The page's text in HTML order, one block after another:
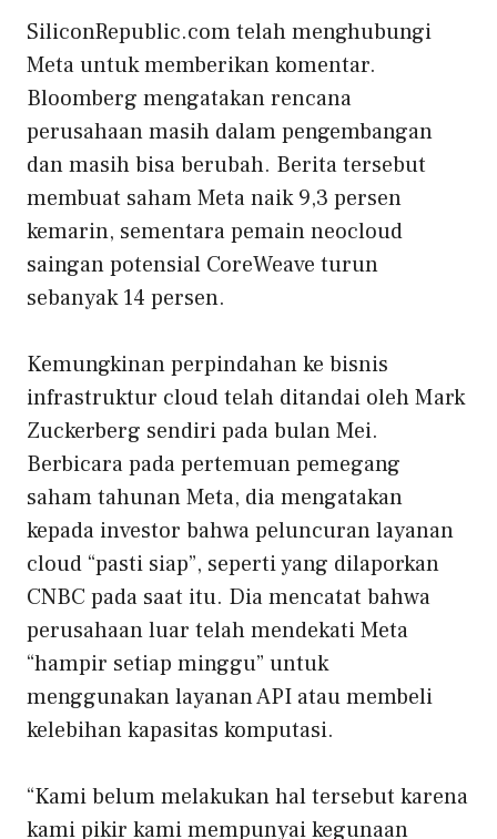
SiliconRepublic.com telah menghubungi
Meta untuk memberikan komentar.
Bloomberg mengatakan rencana
perusahaan masih dalam pengembangan
dan masih bisa berubah. Berita tersebut
membuat saham Meta naik 9,3 persen
kemarin, sementara pemain neocloud
saingan potensial CoreWeave turun
sebanyak 14 persen.
Kemungkinan perpindahan ke bisnis
infrastruktur cloud telah ditandai oleh Mark
Zuckerberg sendiri pada bulan Mei.
Berbicara pada pertemuan pemegang
saham tahunan Meta, dia mengatakan
kepada investor bahwa peluncuran layanan
cloud “pasti siap”, seperti yang dilaporkan
CNBC pada saat itu. Dia mencatat bahwa
perusahaan luar telah mendekati Meta
“hampir setiap minggu” untuk
menggunakan layanan API atau membeli
kelebihan kapasitas komputasi.
“Kami belum melakukan hal tersebut karena
kami pikir kami mempunyai kegunaan